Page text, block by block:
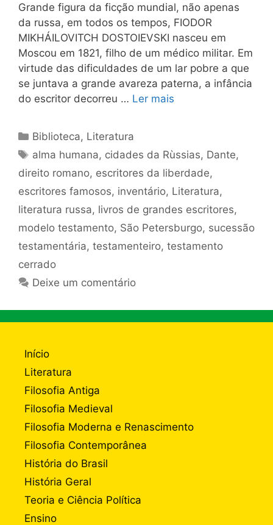
Grande figura da ficção mundial, não apenas
da russa, em todos os tempos, FIODOR
MIKHÁILOVITCH DOSTOIEVSKI nasceu em
Moscou em 1821, filho de um médico militar. Em
virtude das dificuldades de um lar pobre a que
se juntava a grande avareza paterna, a infância
do escritor decorreu … Ler mais
Categorias
Biblioteca, Literatura
Tags
alma humana, cidades da Rùssias, Dante,
direito romano, escritores da liberdade,
escritores famosos, inventário, Literatura,
literatura russa, livros de grandes escritores,
modelo testamento, São Petersburgo, sucessão
testamentária, testamenteiro, testamento
cerrado
Deixe um comentário
Início
Literatura
Filosofia Antiga
Filosofia Medieval
Filosofia Moderna e Renascimento
Filosofia Contemporânea
História do Brasil
História Geral
Teoria e Ciência Política
Ensino